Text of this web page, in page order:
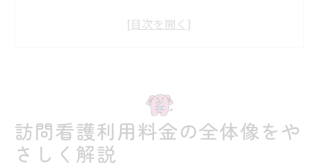
訪問看護利用料金の仕組みと基本を徹底解
訪問看護ステーション選びで損しない基本
知識
訪問看護利用料金の全体像をや
さしく解説